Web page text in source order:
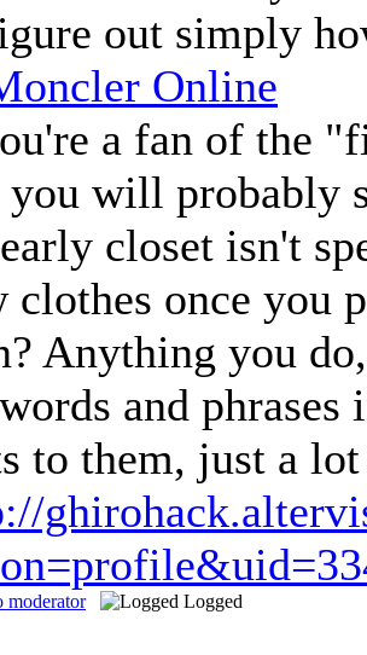
out simply
Online
a fan of the
you will probably
closet isn't
clothes once you
Anything you
and
to them, just a
moderator Logged